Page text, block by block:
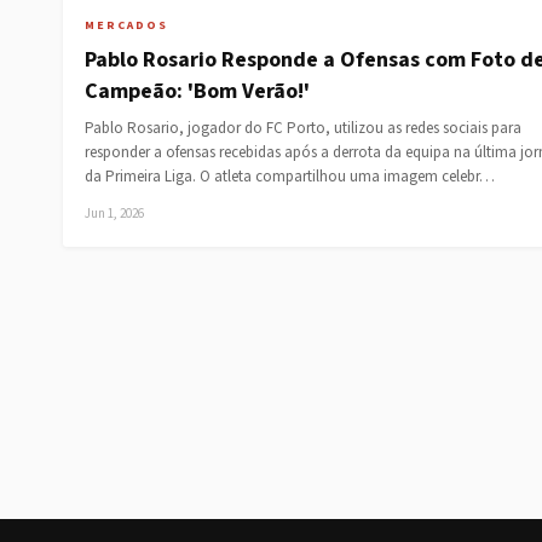
MERCADOS
Pablo Rosario Responde a Ofensas com Foto
Campeão: 'Bom Verão!'
Pablo Rosario, jogador do FC Porto, utilizou as redes sociais para
responder a ofensas recebidas após a derrota da equipa na última
da Primeira Liga. O atleta compartilhou uma imagem celebr…
Jun 1, 2026